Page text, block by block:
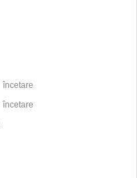
încetare
încetare